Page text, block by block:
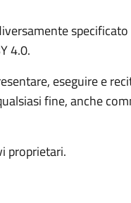
4.0.
eseguire e
fine, anche
proprietari.